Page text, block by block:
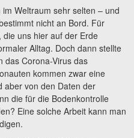
Weltraum sehr selten – und
nicht an Bord. Für
uns hier auf der Erde
Alltag. Doch dann stellte
das Corona-Virus das
kommen zwar eine
aber von den Daten der
die für die Bodenkontrolle
Eine solche Arbeit kann man